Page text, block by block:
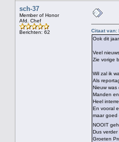
sch-37
Member of Honor
Afd. Chef
Berichten: 62
Citaat van:
Ook dit
Veel
Zie vorige
Wil zal ik
Als
Nieuw was
Manden
Heel
En vooral
maar goed
NOOIT
Dus
Groeten